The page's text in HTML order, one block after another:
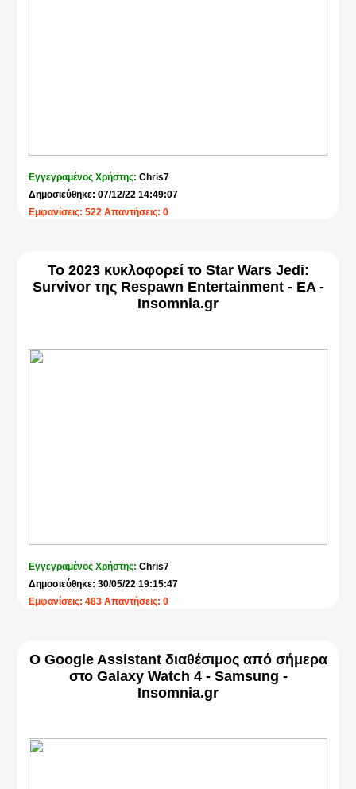
Εγγεγραμένος Χρήστης:Chris7
Δημοσιεύθηκε: 07/12/22 14:49:07
Εμφανίσεις: 522 Απαντήσεις: 0
Το 2023 κυκλοφορεί το Star Wars Jedi:
Survivor της Respawn Entertainment - EA -
Insomnia.gr
Εγγεγραμένος Χρήστης:Chris7
Δημοσιεύθηκε: 30/05/22 19:15:47
Εμφανίσεις: 483 Απαντήσεις: 0
Ο Google Assistant διαθέσιμος από σήμερα
στο Galaxy Watch 4 - Samsung -
Insomnia.gr